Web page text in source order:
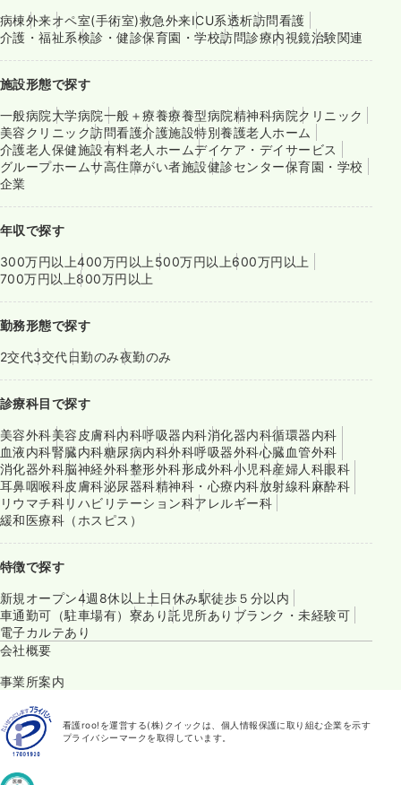
病棟外来オペ室(手術室)救急外来ICU系透析訪問看護
介護・福祉系検診・健診保育園・学校訪問診療内視鏡治験関連
施設形態で探す
一般病院大学病院一般＋療養療養型病院精神科病院クリニック
美容クリニック訪問看護介護施設特別養護老人ホーム
介護老人保健施設有料老人ホームデイケア・デイサービス
グループホームサ高住障がい者施設健診センター保育園・学校
企業
年収で探す
300万円以上400万円以上 500万円以上600万円以上
700万円以上800万円以上
勤務形態で探す
2交代3交代日勤のみ夜勤のみ
診療科目で探す
美容外科美容皮膚科内科呼吸器内科消化器内科循環器内科
血液内科腎臓内科糖尿病内科外科呼吸器外科心臓血管外科
消化器外科脳神経外科整形外科形成外科小児科産婦人科眼科
耳鼻咽喉科皮膚科泌尿器科精神科・心療内科放射線科麻酔科
リウマチ科リハビリテーション科アレルギー科
緩和医療科（ホスピス）
特徴で探す
新規オープン4週8休以上 土日休み駅徒歩５分以内
車通勤可（駐車場有） 寮あり託児所あり ブランク・未経験可
電子カルテあり
会社概要
事業所案内
看護roo!を運営する(株)クイックは、個人情報保護に取り組む企業を示す
プライバシーマークを取得しています。